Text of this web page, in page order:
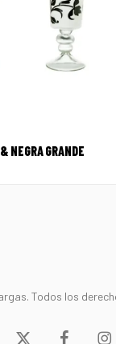
NEGRA GRANDE
Todos los
x- facebook